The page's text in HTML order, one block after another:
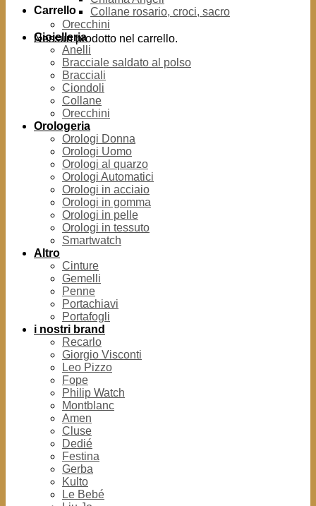
Carrello
Nessun prodotto nel carrello.
Collane rosario, croci, sacro
Orecchini
Gioielleria
Anelli
Bracciale saldato al polso
Bracciali
Ciondoli
Collane
Orecchini
Orologeria
Orologi Donna
Orologi Uomo
Orologi al quarzo
Orologi Automatici
Orologi in acciaio
Orologi in gomma
Orologi in pelle
Orologi in tessuto
Smartwatch
Altro
Cinture
Gemelli
Penne
Portachiavi
Portafogli
i nostri brand
Recarlo
Giorgio Visconti
Leo Pizzo
Fope
Philip Watch
Montblanc
Amen
Cluse
Dedié
Festina
Gerba
Kulto
Le Bebé